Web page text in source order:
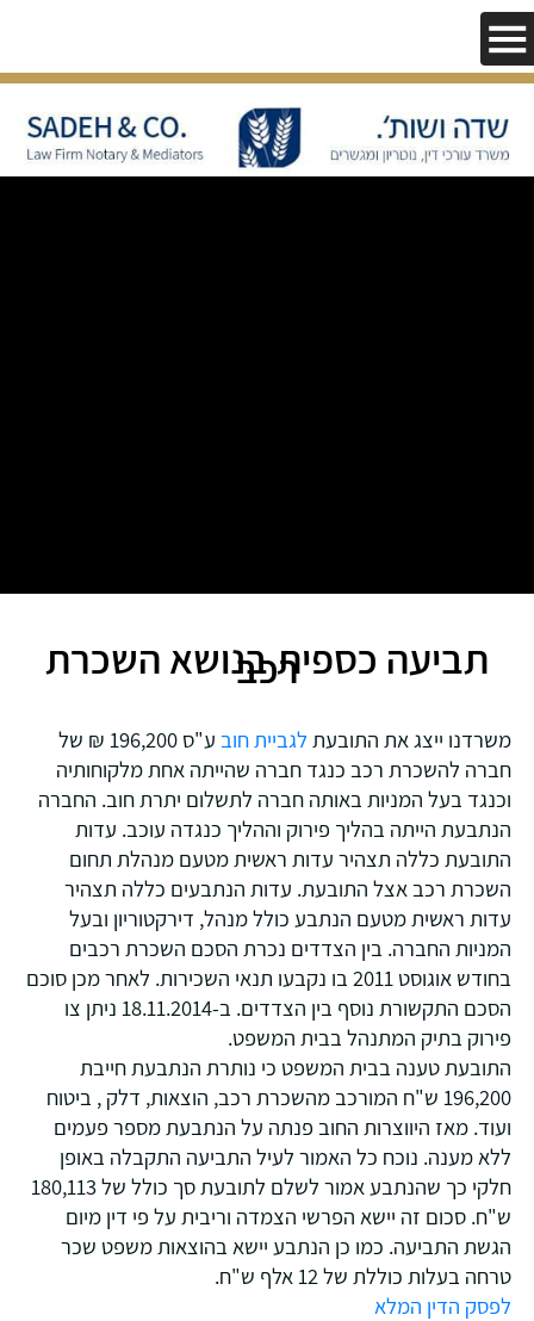
תביעה כספית בנושא השכרת
רכב
משרדנו ייצג את התובעת לגביית חוב
ע"ס 196,200 ₪ של
חברה להשכרת רכב כנגד חברה שהייתה אחת מלקוחותיה
וכנגד בעל המניות באותה חברה לתשלום יתרת חוב. החברה
הנתבעת הייתה בהליך פירוק וההליך כנגדה עוכב. עדות
התובעת כללה תצהיר עדות ראשית מטעם מנהלת תחום
השכרת רכב אצל התובעת. עדות הנתבעים כללה תצהיר
עדות ראשית מטעם הנתבע כולל מנהל, דירקטוריון ובעל
המניות החברה. בין הצדדים נכרת הסכם השכרת רכבים
בחודש אוגוסט 2011 בו נקבעו תנאי השכירות. לאחר מכן סוכם
הסכם התקשורת נוסף בין הצדדים. ב-18.11.2014 ניתן צו
פירוק בתיק המתנהל בבית המשפט.
התובעת טענה בבית המשפט כי נותרת הנתבעת חייבת
196,200 ש"ח המורכב מהשכרת רכב, הוצאות, דלק , ביטוח
ועוד. מאז היווצרות החוב פנתה על הנתבעת מספר פעמים
ללא מענה. נוכח כל האמור לעיל התביעה התקבלה באופן
חלקי כך שהנתבע אמור לשלם לתובעת סך כולל של 180,113
ש"ח. סכום זה יישא הפרשי הצמדה וריבית על פי דין מיום
הגשת התביעה. כמו כן הנתבע יישא בהוצאות משפט שכר
טרחה בעלות כוללת של 12 אלף ש"ח.
לפסק הדין המלא